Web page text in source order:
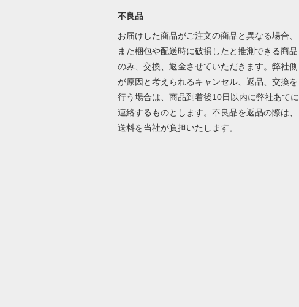
不良品
お届けした商品がご注文の商品と異なる場合、
また梱包や配送時に破損したと推測できる商品
のみ、交換、返金させていただきます。弊社側
が原因と考えられるキャンセル、返品、交換を
行う場合は、商品到着後10日以内に弊社あてに
連絡するものとします。不良品を返品の際は、
送料を当社が負担いたします。